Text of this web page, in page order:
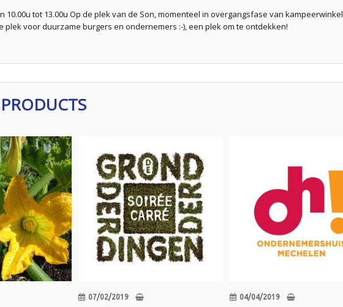
10.00u tot 13.00u Op de plek van de Son, momenteel in overgangsfase van kampeerwinkel
plek voor duurzame burgers en ondernemers :-), een plek om te ontdekken!
07/02/2019 04/04/2019